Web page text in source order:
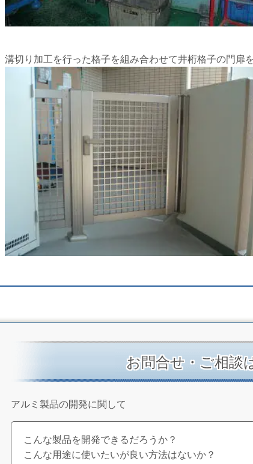
溝切り加工を行った格子を組み合わせて井桁格子の門扉
お問合せ・ご相談
アルミ製品の開発に関して
こんな製品を開発できるだろうか？
こんな用途に使いたいが良い方法はないか？